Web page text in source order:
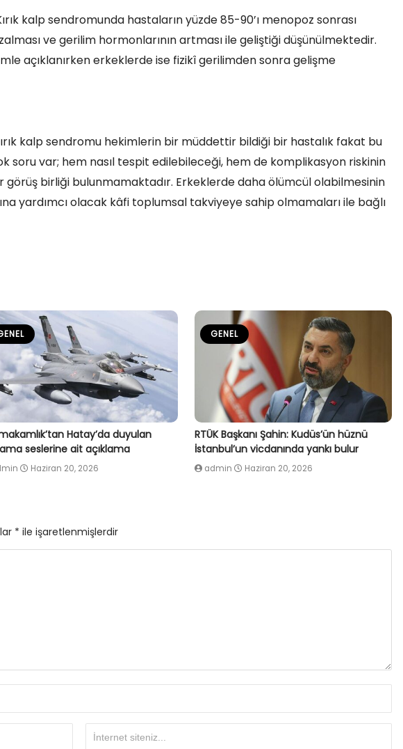
kalp sendromunda hastaların yüzde 85-90’ı menopoz sonrası
ve gerilim hormonlarının artması ile geliştiği düşünülmektedir.
açıklanırken erkeklerde ise fizikî gerilimden sonra gelişme
kalp sendromu hekimlerin bir müddettir bildiği bir hastalık fakat bu
soru var; hem nasıl tespit edilebileceği, hem de komplikasyon riskinin
görüş birliği bulunmamaktadır. Erkeklerde daha ölümcül olabilmesinin
yardımcı olacak kâfi toplumsal takviyeye sahip olmamaları ile bağlı
Hatay’da duyulan
seslerine ait açıklama
Haziran 20, 2026
GENEL
RTÜK Başkanı Şahin: Kudüs’ün hüznü
İstanbul’un vicdanında yankı bulur
admin Haziran 20, 2026
* ile işaretlenmişlerdir